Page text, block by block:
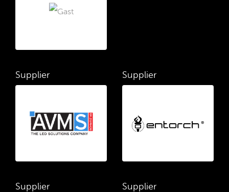
Supplier Supplier
Supplier Supplier